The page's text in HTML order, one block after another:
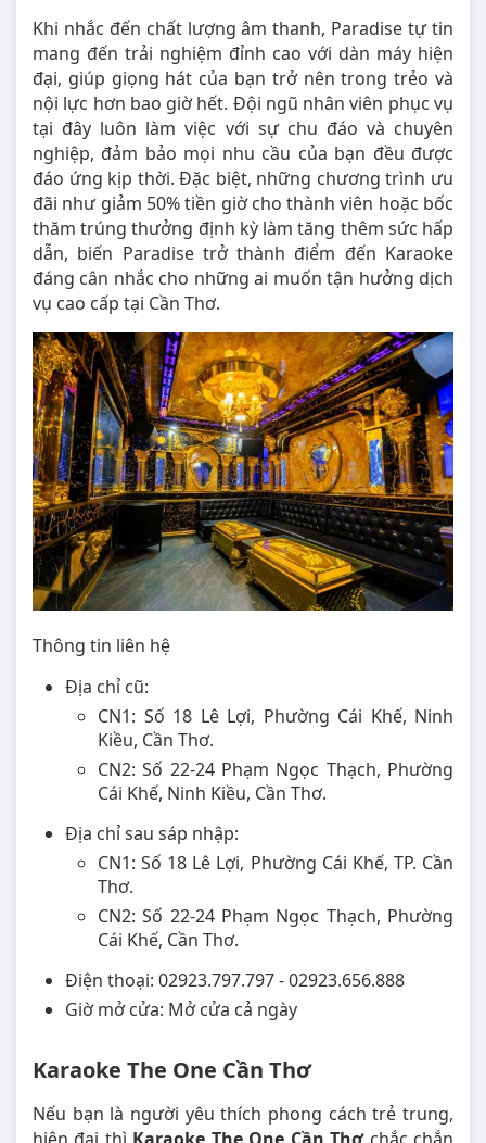
Khi nhắc đến chất lượng âm thanh, Paradise tự tin
mang đến trải nghiệm đỉnh cao với dàn máy hiện
đại, giúp giọng hát của bạn trở nên trong trẻo và
nội lực hơn bao giờ hết. Đội ngũ nhân viên phục vụ
tại đây luôn làm việc với sự chu đáo và chuyên
nghiệp, đảm bảo mọi nhu cầu của bạn đều được
đáo ứng kịp thời. Đặc biệt, những chương trình ưu
đãi như giảm 50% tiền giờ cho thành viên hoặc bốc
thăm trúng thưởng định kỳ làm tăng thêm sức hấp
dẫn, biến Paradise trở thành điểm đến Karaoke
đáng cân nhắc cho những ai muốn tận hưởng dịch
vụ cao cấp tại Cần Thơ.
Thông tin liên hệ
Địa chỉ cũ:
CN1: Số 18 Lê Lợi, Phường Cái Khế, Ninh
Kiều, Cần Thơ.
CN2: Số 22-24 Phạm Ngọc Thạch, Phường
Cái Khế, Ninh Kiều, Cần Thơ.
Địa chỉ sau sáp nhập:
CN1: Số 18 Lê Lợi, Phường Cái Khế, TP. Cần
Thơ.
CN2: Số 22-24 Phạm Ngọc Thạch, Phường
Cái Khế, Cần Thơ.
Điện thoại: 02923.797.797 - 02923.656.888
Giờ mở cửa: Mở cửa cả ngày
Karaoke The One Cần Thơ
Nếu bạn là người yêu thích phong cách trẻ trung,
hiện đại thì Karaoke The One Cần Thơchắc chắn